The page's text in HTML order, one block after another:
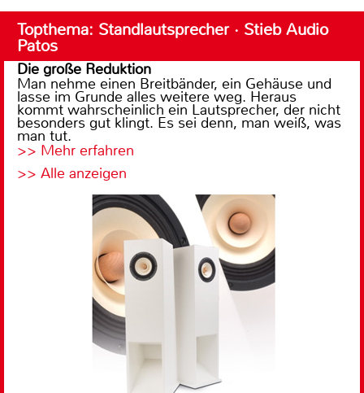
Topthema: Standlautsprecher · Stieb Audio
Patos
Die große Reduktion
Man nehme einen Breitbänder, ein Gehäuse und
lasse im Grunde alles weitere weg. Heraus
kommt wahrscheinlich ein Lautsprecher, der nicht
besonders gut klingt. Es sei denn, man weiß, was
man tut.
>> Mehr erfahren
>> Alle anzeigen